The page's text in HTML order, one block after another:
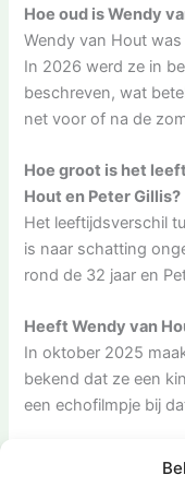
Hoe oud is Wendy
Wendy van Hout
In 2026 werd ze in
beschreven, wat
net voor of na de
Hoe groot is het
Hout en Peter Gillis?
Het leeftijdsverschil
is naar schatting
rond de 32 jaar en
Heeft Wendy van
In oktober 2025
bekend dat ze een
een echofilmpje bij
Is Wendy van Hout